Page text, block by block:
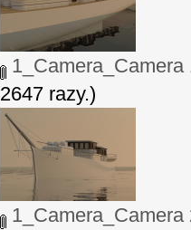
1_Camera_Camera
2647 razy.)
1_Camera_Camera